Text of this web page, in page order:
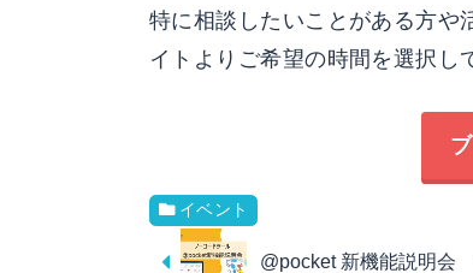
特に相談したいことがある方や
イトよりご希望の時間を選択し
イベント
@pocket 新機能説明会